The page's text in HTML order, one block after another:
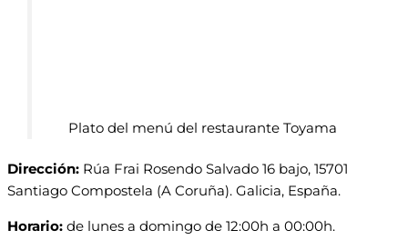
Plato del menú del restaurante Toyama
Dirección: Rúa Frai Rosendo Salvado 16 bajo, 15701
Santiago Compostela (A Coruña). Galicia, España.
Horario: de lunes a domingo de 12:00h a 00:00h.